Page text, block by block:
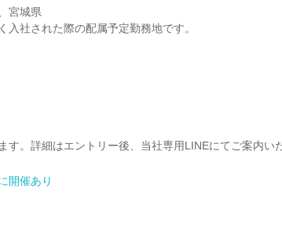
宮城県
社された際の配属予定勤務地です。
。詳細はエントリー後、当社専用LINEにてご案内い
開催あり